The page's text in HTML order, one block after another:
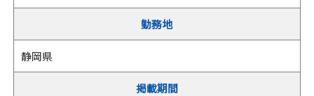
勤務地
静岡県
掲載期間